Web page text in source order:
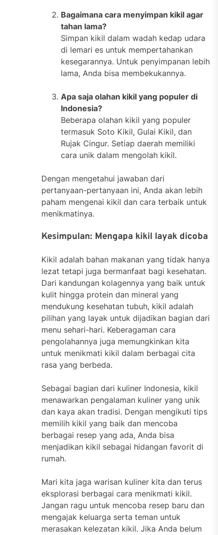
Bagaimana cara menyimpan kikil agar
tahan lama?
Simpan kikil dalam wadah kedap udara
di lemari es untuk mempertahankan
kesegarannya. Untuk penyimpanan lebih
lama, Anda bisa membekukannya.
Apa saja olahan kikil yang populer di
Indonesia?
Beberapa olahan kikil yang populer
termasuk Soto Kikil, Gulai Kikil, dan
Rujak Cingur. Setiap daerah memiliki
cara unik dalam mengolah kikil.
Dengan mengetahui jawaban dari
pertanyaan-pertanyaan ini, Anda akan lebih
paham mengenai kikil dan cara terbaik untuk
menikmatinya.
Kesimpulan: Mengapa kikil layak dicoba
Kikil adalah bahan makanan yang tidak hanya
lezat tetapi juga bermanfaat bagi kesehatan.
Dari kandungan kolagennya yang baik untuk
kulit hingga protein dan mineral yang
mendukung kesehatan tubuh, kikil adalah
pilihan yang layak untuk dijadikan bagian dari
menu sehari-hari. Keberagaman cara
pengolahannya juga memungkinkan kita
untuk menikmati kikil dalam berbagai cita
rasa yang berbeda.
Sebagai bagian dari kuliner Indonesia, kikil
menawarkan pengalaman kuliner yang unik
dan kaya akan tradisi. Dengan mengikuti tips
memilih kikil yang baik dan mencoba
berbagai resep yang ada, Anda bisa
menjadikan kikil sebagai hidangan favorit di
rumah.
Mari kita jaga warisan kuliner kita dan terus
eksplorasi berbagai cara menikmati kikil.
Jangan ragu untuk mencoba resep baru dan
mengajak keluarga serta teman untuk
merasakan kelezatan kikil. Jika Anda belum